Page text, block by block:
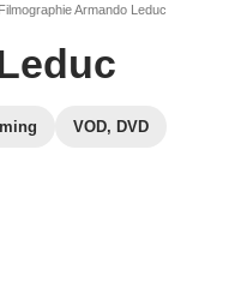
Filmographie Armando Leduc
VOD, DVD